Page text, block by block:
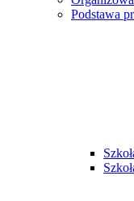
Podstawa